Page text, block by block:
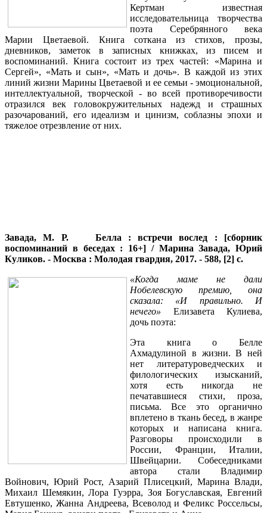
Кертман известная
исследовательница творчества
поэта Серебрянного века
Марии Цветаевой. Книга соткана из стихов, прозы,
дневников, заметок в записных книжках, из писем и
воспоминаний. Книга состоит из трех частей: «Марина и
Сергей», «Мать и сын», «Мать и дочь». В каждой из этих
линий жизни Марины Цветаевой и ее семьи - эмоциональной,
интеллектуальной, творческой - во всей противоречивости
отразился век головокружительных надежд и страшных
разочарований, его идеализм и цинизм, соблазны эпохи и
тяжелое отрезвление от них.
Завада, М. Р.
Белла : встречи вослед : [сборник
воспоминаний в беседах : 16+] / Марина Завада, Юрий
Куликов. - Москва : Молодая гвардия, 2017. - 588, [2] с.
«Когда маме не дали
Нобелевскую премию, она
сказала: «И правильно. И
нечего»
Елизавета Кулиева,
дочь поэта:
Эта книга о Белле
Ахмадулиной в жизни. В ней
нет литературоведческих и
филологических изысканий,
хотя есть никогда не
печатавшиеся стихи, проза,
письма. Все это органично
вплетено в ткань бесед, в жанре
которых и написана книга.
Разговоры происходили в
России, Франции, Италии,
Швейцарии. Собеседниками
автора стали Владимир
Войнович, Юрий Рост, Азарий Плисецкий, Марина Влади,
Михаил Шемякин, Лора Гуэрра, Зоя Богуславская, Евгений
Евтушенко, Жанна Андреева, Всеволод и Феликс Россельсы,